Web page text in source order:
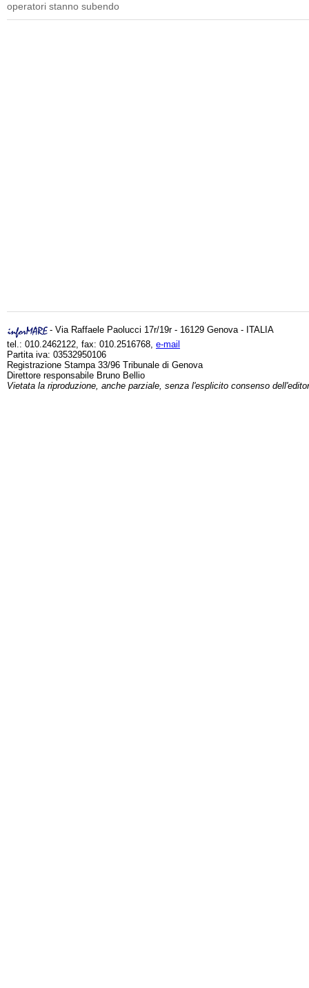
operatori stanno subendo
- Via Raffaele Paolucci 17r/19r - 16129 Genova - ITALIA
tel.: 010.2462122, fax: 010.2516768, e-mail
Partita iva: 03532950106
Registrazione Stampa 33/96 Tribunale di Genova
Direttore responsabile Bruno Bellio
Vietata la riproduzione, anche parziale, senza l'esplicito consenso